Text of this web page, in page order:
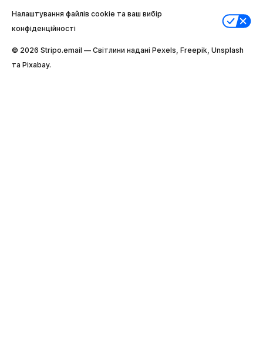
Налаштування файлів cookie та ваш вибір
конфіденційності
© 2026 Stripо.email — Світлини надані Pexels, Freepik, Unsplash
та Pixabay.